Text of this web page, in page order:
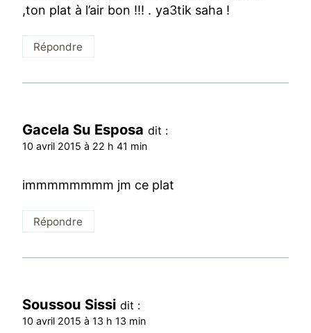
,ton plat à l’air bon !!! . ya3tik saha !
Répondre
Gacela Su Esposa dit :
10 avril 2015 à 22 h 41 min
immmmmmmm jm ce plat
Répondre
Soussou Sissi dit :
10 avril 2015 à 13 h 13 min